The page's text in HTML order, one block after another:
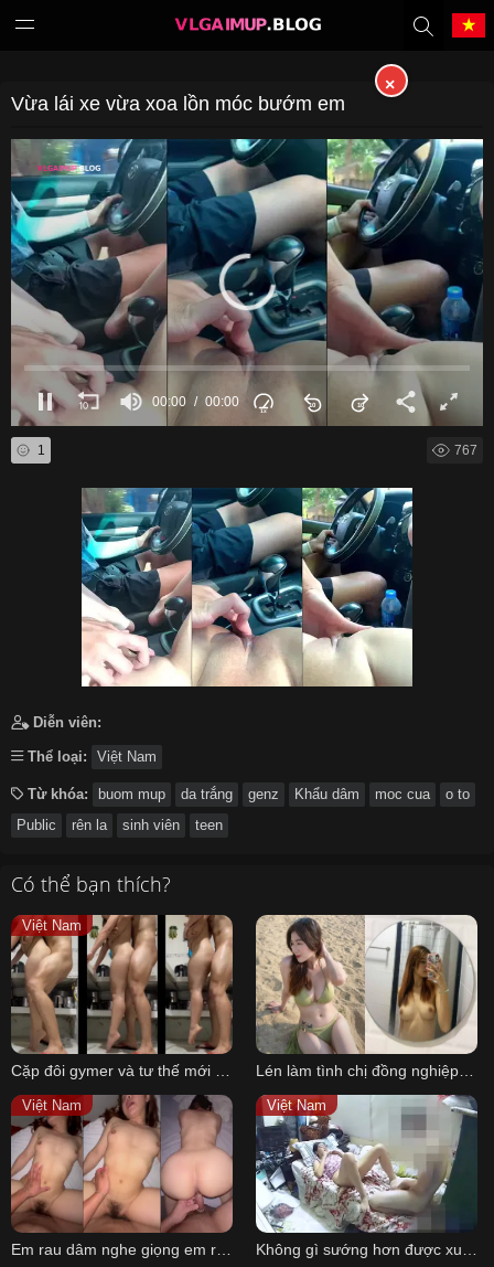
Tiếng Việt 中文（繁體）
中文（简体） English
日本語 한국어
Melayu ภาษาไทย
Deutsch Français
Indonesia Filipino
हिन्दी Español
Italiano Nederlands
Английский
×
Vừa lái xe vừa xoa lồn móc bướm em
00:00 00:00
1 767
Diễn viên:
Thể loại: Việt Nam
Từ khóa: buom mup da trắng genz Khẩu dâm moc cua
o to
Public
rên la sinh viên teen
Có thể bạn thích?
Việt Nam
Việt Nam
Em rau dâm nghe giọng em rên mà muốn xuất tinh luôn
Việt Nam
Không gì sướng hơn được xuất trong tại nhà em – Diễm My founder Dế Lửa